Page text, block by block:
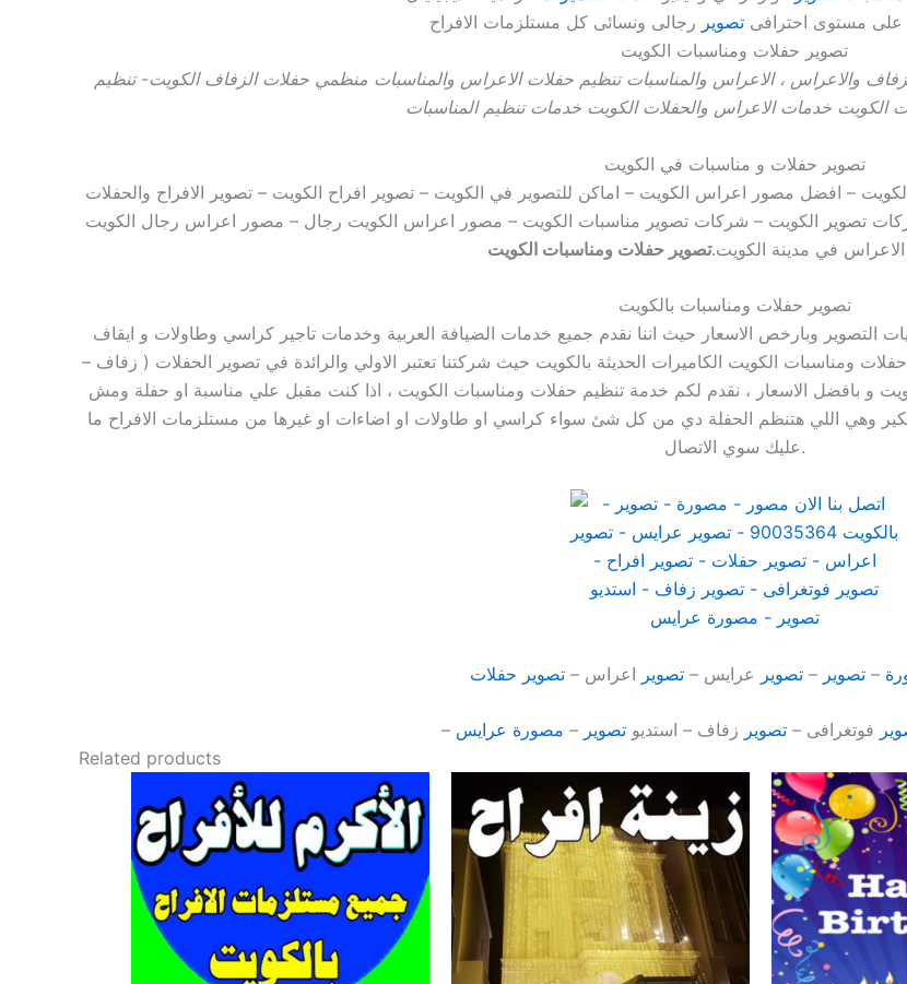
على مستوى احترافى تصوير رجالى ونسائى كل مستلزمات الافراح
تصوير حفلات ومناسبات الكويت
والاعراس ، الاعراس والمناسبات تنظيم حفلات الاعراس والمناسبات منظمي حفلات الزفاف الكويت- تنظيم
الكويت خدمات الاعراس والحفلات الكويت خدمات تنظيم المناسبات
تصوير حفلات و مناسبات في الكويت
– افضل مصور اعراس الكويت – اماكن للتصوير في الكويت – تصوير افراح الكويت – تصوير الافراح والحفلات
تصوير الكويت – شركات تصوير مناسبات الكويت – مصور اعراس الكويت رجال – مصور اعراس رجال الكويت
في مدينة الكويت.تصوير حفلات ومناسبات الكويت
تصوير حفلات ومناسبات بالكويت
التصوير وبارخص الاسعار حيث اننا نقدم جميع خدمات الضيافة العربية وخدمات تاجير كراسي وطاولات و ايقاف
ومناسبات الكويت الكاميرات الحديثة بالكويت حيث شركتنا تعتبر الاولي والرائدة في تصوير الحفلات ( زفاف –
و بافضل الاسعار ، نقدم لكم خدمة تنظيم حفلات ومناسبات الكويت ، اذا كنت مقبل علي مناسبة او حفلة ومش
وهي اللي هتنظم الحفلة دي من كل شئ سواء كراسي او طاولات او اضاءات او غيرها من مستلزمات الافراح ما
عليك سوي الاتصال.
– تصوير – تصوير عرايس – تصوير اعراس – تصوير حفلات
– فوتغرافى –تصوير زفاف – استديوتصوير – مصورة عرايس
Related products